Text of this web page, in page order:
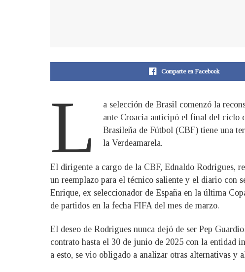
Comparte en Facebook
L
a selección de Brasil comenzó la
ante Croacia anticipó el final del ciclo
Brasileña de Fútbol (CBF) tiene una
la Verdeamarela.
El dirigente a cargo de la CBF, Ednaldo Rodrigues,
un reemplazo para el técnico saliente y el diario con
Enrique, ex seleccionador de España en la última
de partidos en la fecha FIFA del mes de marzo.
El deseo de Rodrigues nunca dejó de ser Pep
contrato hasta el 30 de junio de 2025 con la entidad
a esto, se vio obligado a analizar otras alternativas y